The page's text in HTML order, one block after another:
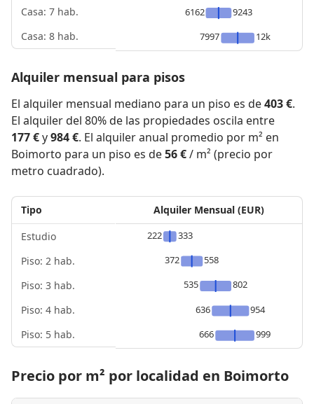
Casa: 7 hab.
Casa: 8 hab.
6162
9243
7997
12k
Alquiler mensual para pisos
El alquiler mensual mediano para un piso es de403 €.
El alquiler del 80% de las propiedades oscila entre
177 €y984 €. El alquiler anual promedio por m² en
Boimorto para un piso es de56 €/ m² (precio por
metro cuadrado).
Tipo
Estudio
Piso: 2 hab.
Piso: 3 hab.
Piso: 4 hab.
Piso: 5 hab.
Alquiler Mensual (EUR)
222
333
372
558
535
802
636
954
666
999
Precio por m² por localidad en Boimorto